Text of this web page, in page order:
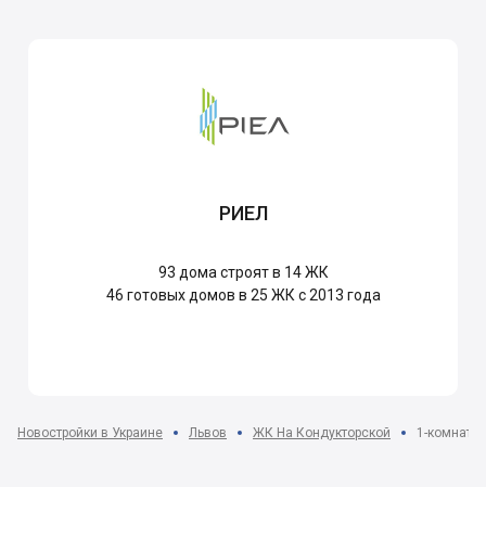
РИЕЛ
93 дома строят в 14 ЖК
46 готовых домов в 25 ЖК с 2013 года
Новостройки в Украине Львов ЖК На Кондукторской 1-